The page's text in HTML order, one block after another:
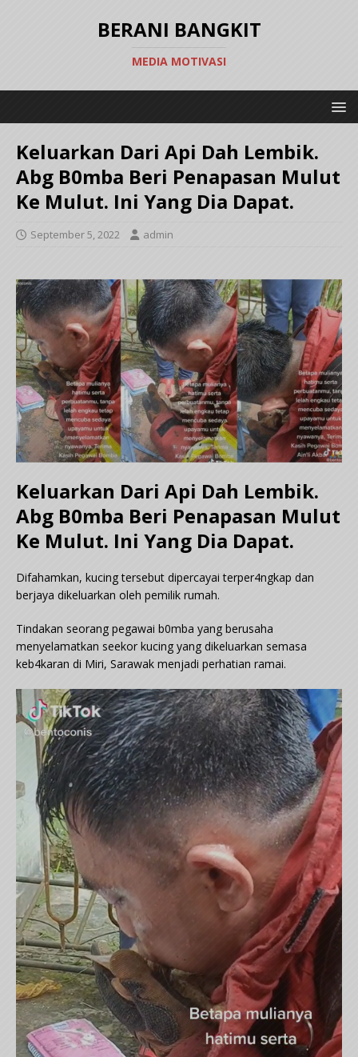
BERANI BANGKIT
MEDIA MOTIVASI
Keluarkan Dari Api Dah Lembik.
Abg B0mba Beri Penapasan Mulut
Ke Mulut. Ini Yang Dia Dapat.
September 5, 2022 admin
Keluarkan Dari Api Dah Lembik.
Abg B0mba Beri Penapasan Mulut
Ke Mulut. Ini Yang Dia Dapat.
Difahamkan, kucing tersebut dipercayai terper4ngkap dan
berjaya dikeluarkan oleh pemilik rumah.
Tindakan seorang pegawai b0mba yang berusaha
menyelamatkan seekor kucing yang dikeluarkan semasa
keb4karan di Miri, Sarawak menjadi perhatian ramai.